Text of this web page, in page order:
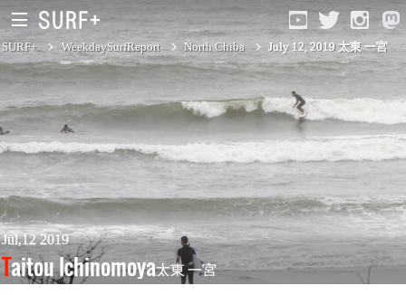
South Ibaraki
North Chiba
South Chiba
Unusually
Video Logs
SURF+ WeekdaySurfReport North Chiba July 12, 2019 太東 一宮
Jul,12 2019
Taitou Ichinomoya太東 一宮